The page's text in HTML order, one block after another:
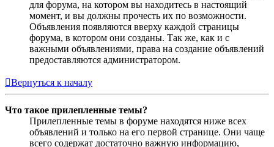
для форума, на котором вы находитесь в настоящий
момент, и вы должны прочесть их по возможности.
Объявления появляются вверху каждой страницы
форума, в котором они созданы. Так же, как и с
важными объявлениями, права на создание объявлений
предоставляются администратором.
Вернуться к началу
Что такое прилепленные темы?
Прилепленные темы в форуме находятся ниже всех
объявлений и только на его первой странице. Они чаще
всего содержат достаточно важную информацию,